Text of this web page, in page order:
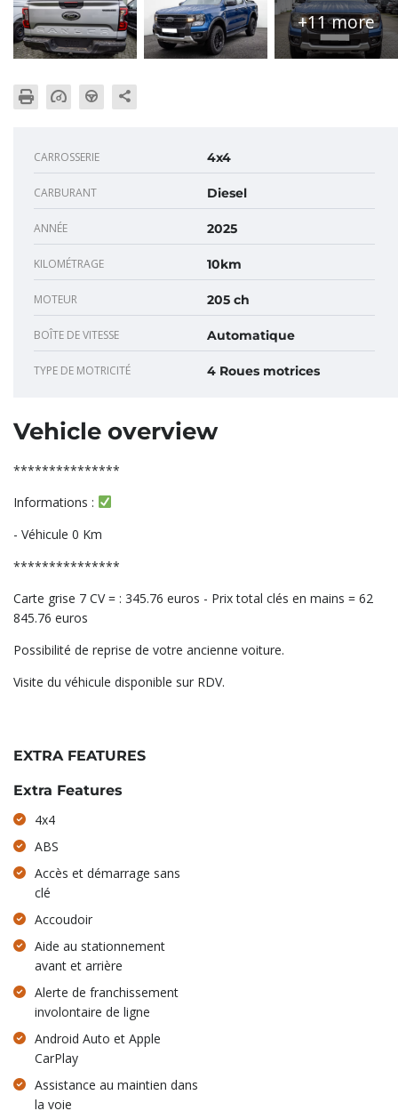
+11 more
CARROSSERIE 4x4
CARBURANT Diesel
ANNÉE 2025
KILOMÉTRAGE 10km
MOTEUR 205 ch
BOÎTE DE VITESSE Automatique
TYPE DE MOTRICITÉ 4 Roues motrices
Vehicle overview
***************
Informations :
- Véhicule 0 Km
***************
Carte grise 7 CV = : 345.76 euros - Prix total clés en mains = 62
845.76 euros
Possibilité de reprise de votre ancienne voiture.
Visite du véhicule disponible sur RDV.
EXTRA FEATURES
Extra Features
4x4
ABS
Accès et démarrage sans
clé
Accoudoir
Aide au stationnement
avant et arrière
Alerte de franchissement
involontaire de ligne
Android Auto et Apple
CarPlay
Assistance au maintien dans
la voie